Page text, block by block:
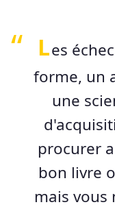
Les
forme, un
une
procurer
bon livre
mais vous